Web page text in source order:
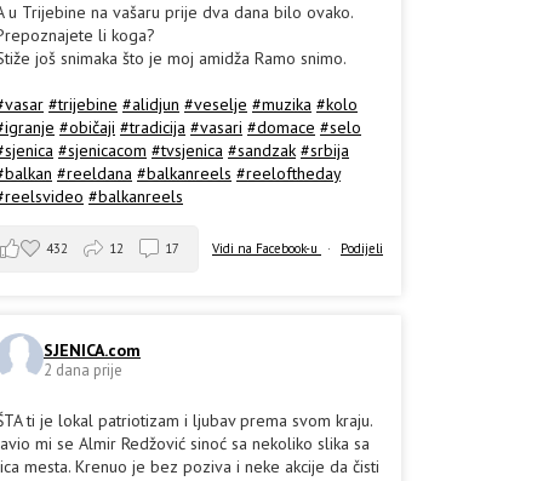
u Trijebine na vašaru prije dva dana bilo ovako.
li koga?
još snimaka što je moj amidža Ramo snimo.
#trijebine #alidjun #veselje #muzika #kolo
#običaji #tradicija #vasari #domace #selo
#sjenicacom #tvsjenica #sandzak #srbija
#reeldana #balkanreels #reeloftheday
#balkanreels
Vidi na Facebook-u · Podijeli
432 12 17
SJENICA.com
2 dana prije
ti je lokal patriotizam i ljubav prema svom kraju.
mi se Almir Redžović sinoć sa nekoliko slika sa
mesta. Krenuo je bez poziva i neke akcije da čisti